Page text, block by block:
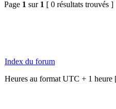
Page 1 sur 1 [ 0 résultats trouvés ]
Index du forum
Heures au format UTC + 1 heure